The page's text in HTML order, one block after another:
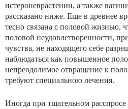
истероневрастении, а также
рассказано ниже. Еще в древнее
тесно связана с половой жизнью,
половой неудовлетворенности,
чувства, не находящего себе
наблюдаться как повышенное
непреодолимое отвращение к
требуют специальною ле­чения.
Иногда при тщательном